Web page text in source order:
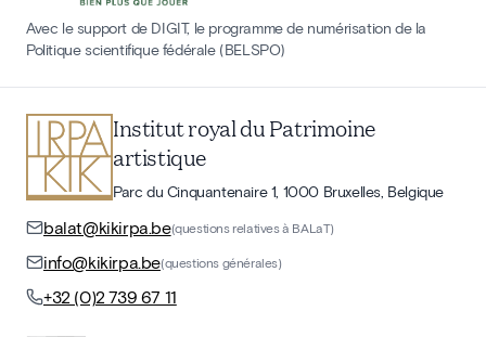
Avec le support de DIGIT, le programme de numérisation de la
Politique scientifique fédérale (BELSPO)
Institut royal du Patrimoine
artistique
Parc du Cinquantenaire 1, 1000 Bruxelles, Belgique
balat@kikirpa.be(questions relatives à BALaT)
info@kikirpa.be(questions générales)
+32 (0)2 739 67 11